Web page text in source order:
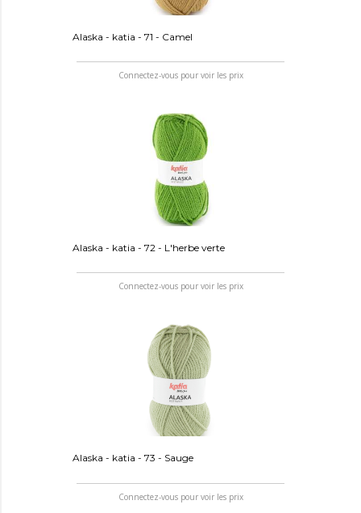
Alaska - katia - 71 - Camel
Connectez-vous pour voir les prix
Alaska - katia - 72 - L'herbe verte
Connectez-vous pour voir les prix
Alaska - katia - 73 - Sauge
Connectez-vous pour voir les prix